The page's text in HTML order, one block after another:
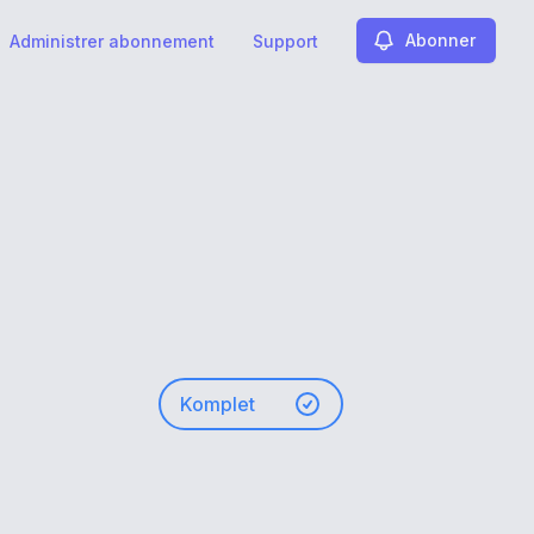
Administrer abonnement Support Abonner
Komplet